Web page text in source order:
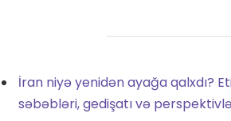
İran niyə yenidən ayağa qalxdı?
səbəbləri, gedişatı və